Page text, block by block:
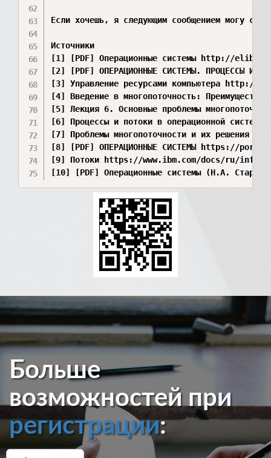
Если хочешь, я следующим сообщением могу
Источники
[1] [PDF] Операционные системы http://
[2] [PDF] ОПЕРАЦИОННЫЕ СИСТЕМЫ. ПРОЦЕССЫ И ПОТОКИ https://
[3] Управление ресурсами компьютера
[4] Введение в многопоточность:
[5] Лекция 6. Основные проблемы
[6] Процессы и потоки в операционной системе
[7] Проблемы многопоточности и их
[8] [PDF] ОПЕРАЦИОННЫЕ СИСТЕМЫ https://
[9] Потоки https://www.ibm.com/docs/ru/
Больше
возможностей при
регистрации: